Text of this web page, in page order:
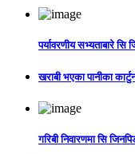
पर्यावरणीय सभ्यताबारे
खराबी भएका पानीका
गरिबी निवारणमा सि